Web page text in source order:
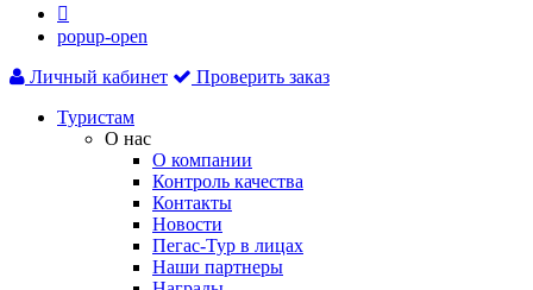

popup-open
Личный кабинет
Проверить заказ
Туристам
О нас
О компании
Контроль качества
Контакты
Новости
Пегас-Тур в лицах
Наши партнеры